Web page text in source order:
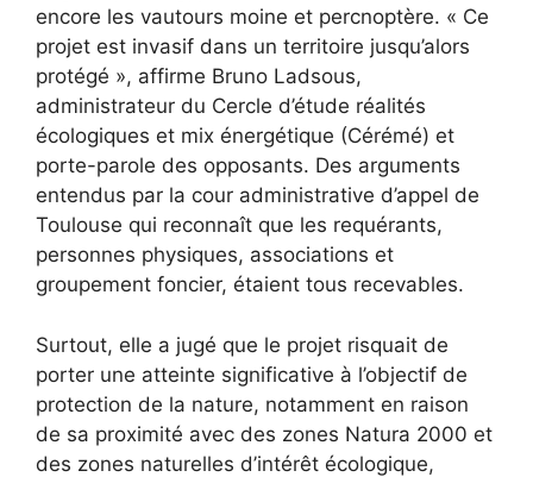
encore les vautours moine et percnoptère. « Ce
projet est invasif dans un territoire jusqu’alors
protégé », affirme Bruno Ladsous,
administrateur du Cercle d’étude réalités
écologiques et mix énergétique (Cérémé) et
porte-parole des opposants. Des arguments
entendus par la cour administrative d’appel de
Toulouse qui reconnaît que les requérants,
personnes physiques, associations et
groupement foncier, étaient tous recevables.
Surtout, elle a jugé que le projet risquait de
porter une atteinte significative à l’objectif de
protection de la nature, notamment en raison
de sa proximité avec des zones Natura 2000 et
des zones naturelles d’intérêt écologique,